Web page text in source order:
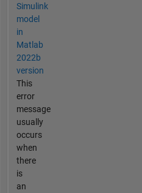
Simulink
model
in
Matlab
2022b
version
This
error
message
usually
occurs
when
there
is
an